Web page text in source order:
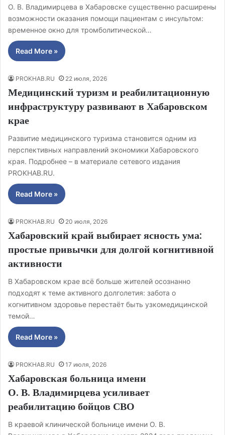
О. В. Владимирцева в Хабаровске существенно расширены
возможности оказания помощи пациентам с инсультом:
временное окно для тромболитической…
Read More »
PROKHAB.RU 22 июля, 2026
Медицинский туризм и реабилитационную
инфраструктуру развивают в Хабаровском
крае
Развитие медицинского туризма становится одним из
перспективных направлений экономики Хабаровского
края. Подробнее – в материале сетевого издания
PROKHAB.RU.
Read More »
PROKHAB.RU 20 июля, 2026
Хабаровский край выбирает ясность ума:
простые привычки для долгой когнитивной
активности
В Хабаровском крае всё больше жителей осознанно
подходят к теме активного долголетия: забота о
когнитивном здоровье перестаёт быть узкомедицинской
темой…
Read More »
PROKHAB.RU 17 июля, 2026
Хабаровская больница имени
О. В. Владимирцева усиливает
реабилитацию бойцов СВО
В краевой клинической больнице имени О. В.